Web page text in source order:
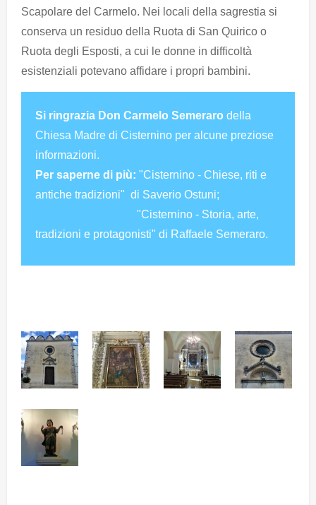
Scapolare del Carmelo. Nei locali della sagrestia si
conserva un residuo della Ruota di San Quirico o
Ruota degli Esposti, a cui le donne in difficoltà
esistenziali potevano affidare i propri bambini.
Si ringrazia Don Carmelo Semeraro della
Chiesa Madre di Cisternino per alcune preziose
informazioni.
Per saperne di più: "Cisternino - Chiese, riti e
antiche tradizioni" di Saverio Ostuni;
"Cisternino - Storia, arte,
tradizioni e protagonisti" di Raffaele Semeraro.